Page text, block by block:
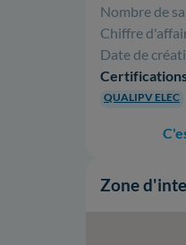
Nombre de
Chiffre
Date de
QUALIPV ELEC
Zone